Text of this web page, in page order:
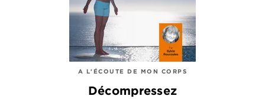
A L'ÉCOUTE DE MON CORPS
Décompressez